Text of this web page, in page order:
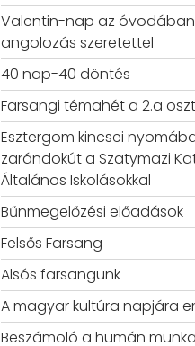
Valentin-nap az
angolozás szeretettel
40 nap-40 döntés
Farsangi témahét a 2.a
Esztergom kincsei
zarándokút a Szatymazi
Általános Iskolásokkal
Bűnmegelőzési előadások
Felsős Farsang
Alsós farsangunk
A magyar kultúra napjára
Beszámoló a humán